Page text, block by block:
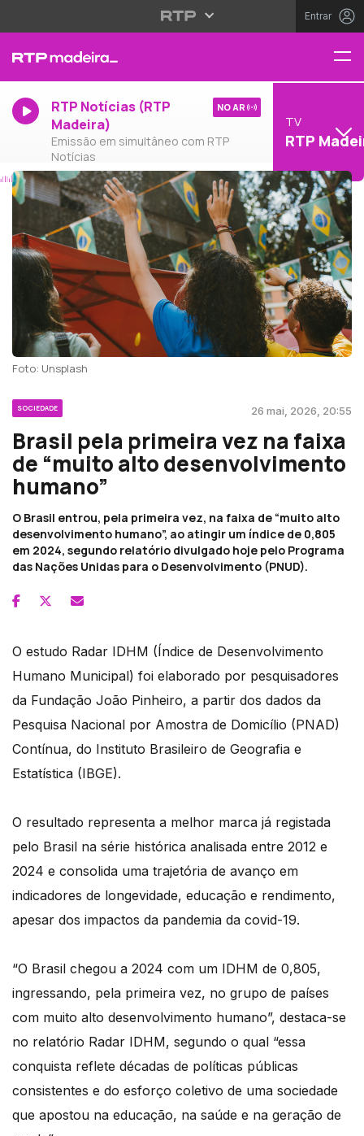
Entrar
RTP Notícias (RTP
Madeira)
Emissão em simultâneo com RTP
Notícias
NO AR
TV
RTP
Foto: Unsplash
SOCIEDADE 26 mai, 2026, 20:55
Brasil pela primeira vez na faixa
de “muito alto desenvolvimento
humano”
O Brasil entrou, pela primeira vez, na faixa de “muito alto
desenvolvimento humano”, ao atingir um índice de 0,805
em 2024, segundo relatório divulgado hoje pelo Programa
das Nações Unidas para o Desenvolvimento (PNUD).
O estudo Radar IDHM (Índice de Desenvolvimento
Humano Municipal) foi elaborado por pesquisadores
da Fundação João Pinheiro, a partir dos dados da
Pesquisa Nacional por Amostra de Domicílio (PNAD)
Contínua, do Instituto Brasileiro de Geografia e
Estatística (IBGE).
O resultado representa a melhor marca já registada
pelo Brasil na série histórica analisada entre 2012 e
2024 e consolida uma trajetória de avanço em
indicadores de longevidade, educação e rendimento,
apesar dos impactos da pandemia da covid-19.
“O Brasil chegou a 2024 com um IDHM de 0,805,
ingressando, pela primeira vez, no grupo de países
com muito alto desenvolvimento humano”, destaca-se
no relatório Radar IDHM, segundo o qual “essa
conquista reflete décadas de políticas públicas
consistentes e do esforço coletivo de uma sociedade
que apostou na educação, na saúde e na geração de